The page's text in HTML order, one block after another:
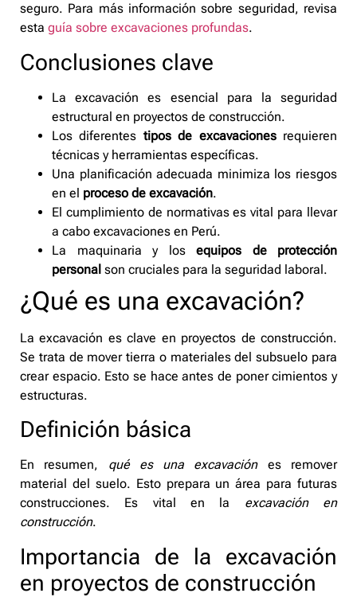
seguro. Para más información sobre seguridad, revisa
esta guía sobre excavaciones profundas.
Conclusiones clave
La excavación es esencial para la seguridad
estructural en proyectos de construcción.
Los diferentes tipos de excavacionesrequieren
técnicas y herramientas específicas.
Una planificación adecuada minimiza los riesgos
en el proceso de excavación.
El cumplimiento de normativas es vital para llevar
a cabo excavaciones en Perú.
La maquinaria y los equipos de protección
personal son cruciales para la seguridad laboral.
¿Qué es una excavación?
La excavación es clave en proyectos de construcción.
Se trata de mover tierra o materiales del subsuelo para
crear espacio. Esto se hace antes de poner cimientos y
estructuras.
Definición básica
En resumen, qué es una excavaciónes remover
material del suelo. Esto prepara un área para futuras
construcciones. Es vital en la excavación en
construcción.
Importancia de la excavación
en proyectos de construcción